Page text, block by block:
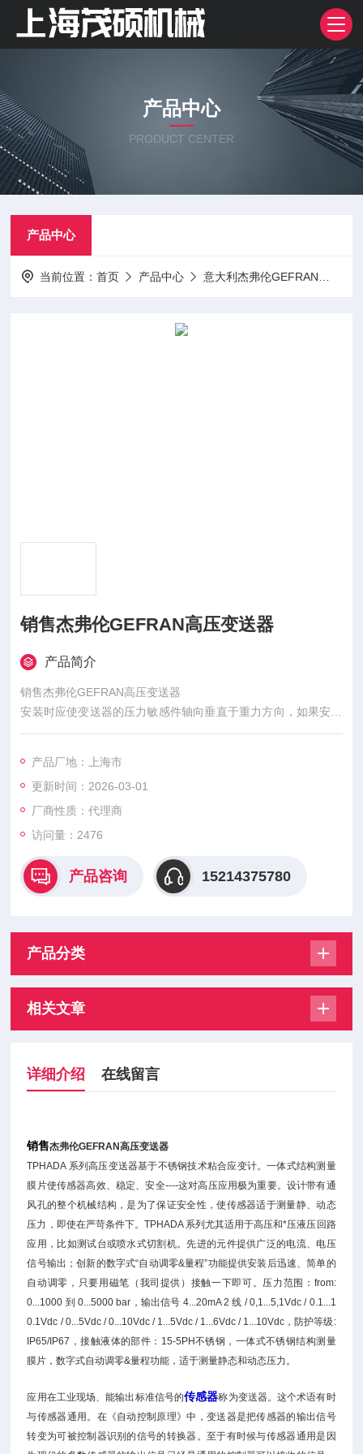
产品中心
PRODUCT CENTER
产品中心
当前位置：首页 产品中心 意大利杰弗伦GEFRAN
销售杰弗伦GEFRAN高压变送器
产品简介
销售杰弗伦GEFRAN高压变送器
安装时应使变送器的压力敏感件轴向垂直于重力方向，如果安装
条件限制，则应安装固定后调整变送器零位到标准值。加压变送
不去。 产生此现象的原因极有可能是压力传感器密封圈引起的。
是否符合供电要求；电源与变送器及负载设备之间有无接线错
误。如果变送器接线端子上无电压或极性接反均可造成变送器无
电压信号输出。压力传感器
产品厂地：上海市
更新时间：2026-03-01
厂商性质：代理商
访问量：2476
产品咨询 15214375780
产品分类
相关文章
详细介绍 在线留言
销售杰弗伦GEFRAN高压变送器
TPHADA 系列高压变送器基于不锈钢技术粘合应变计。一体式结构测量
膜片使传感器高效、稳定、安全----这对高压应用极为重要。设计带有通
风孔的整个机械结构，是为了保证安全性，使传感器适于测量静、动态
压力，即使在严苛条件下。TPHADA 系列尤其适用于高压和*压液压回路
应用，比如测试台或喷水式切割机。先进的元件提供广泛的电流、电压
信号输出；创新的数字式“自动调零&量程”功能提供安装后迅速、简单的
自动调零，只要用磁笔（我司提供）接触一下即可。压力范围：from:
0...1000 到 0...5000 bar，输出信号 4...20mA 2 线 / 0,1...5,1Vdc / 0.1...1
0.1Vdc / 0...5Vdc / 0...10Vdc / 1...5Vdc / 1...6Vdc / 1...10Vdc，防护等级:
IP65/IP67，接触液体的部件：15-5PH不锈钢，一体式不锈钢结构测量
膜片，数字式自动调零&量程功能，适于测量静态和动态压力。
应用在工业现场、能输出标准信号的传感器称为变送器。这个术语有时
与传感器通用。在《自动控制原理》中，变送器是把传感器的输出信号
转变为可被控制器识别的信号的转换器。至于有时候与传感器通用是因